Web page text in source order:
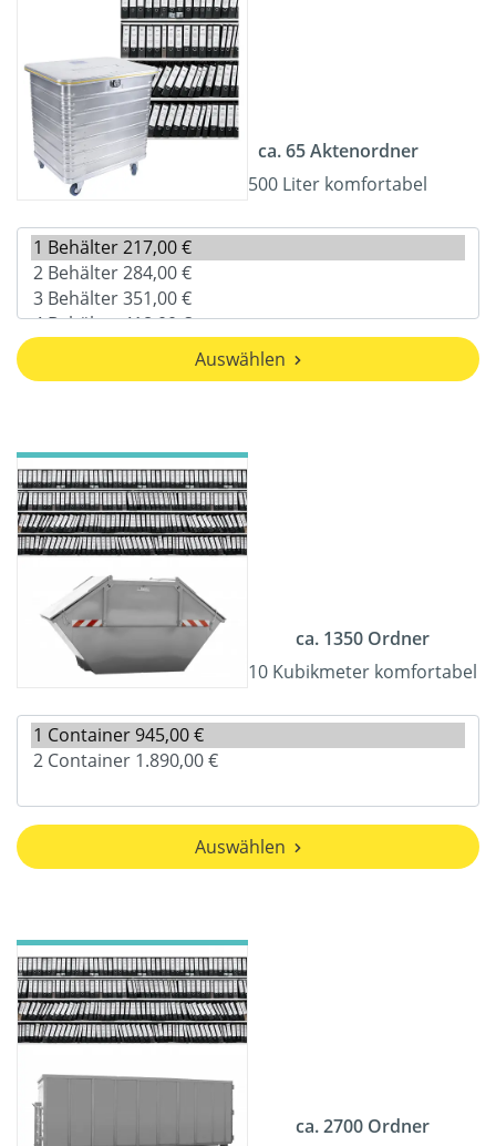
ca. 65 Aktenordner
500 Liter komfortabel
Auswählen
ca. 1350 Ordner
10 Kubikmeter komfortabel
Auswählen
ca. 2700 Ordner